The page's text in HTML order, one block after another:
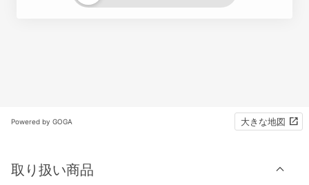
Powered by GOGA 大きな地図
取り扱い商品